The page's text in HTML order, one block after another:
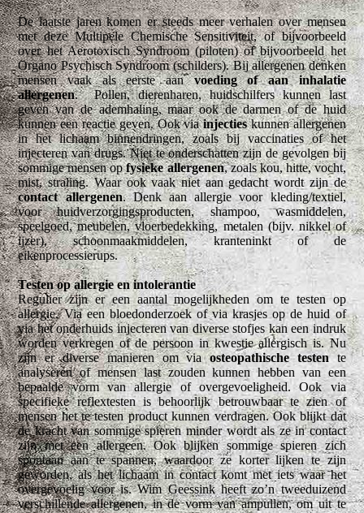
De laatste jaren komen er steeds meer verhalen over mensen
met deze Multipele Chemische Sensitiviteit, of bijvoorbeeld
over het Aerotoxisch Syndroom (piloten) of bijvoorbeeld het
Organo Psychisch Syndroom (schilders). Bij allergenen denken
mensen vaak als eerste aanvoeding of aan inhalatie
allergenen. Pollen, dierenharen, huidschilfers kunnen last
geven van de ademhaling, maar ook de darmen of de huid
kunnen een reactie geven. Ook viainjectieskunnen allergenen
in het lichaam binnendringen, zoals bij vaccinaties of het
injecteren van drugs. Niet te onderschatten zijn de gevolgen bij
sommige mensen opfysieke allergenen, zoals kou, hitte, vocht,
mist, straling. Waar ook vaak niet aan gedacht wordt zijn de
contact allergenen. Denk aan allergie voor kleding/textiel,
voor huidverzorgingsproducten, shampoo, wasmiddelen,
speelgoed, meubelen, vloerbedekking, metalen (bijv. nikkel of
ijzer), schoonmaakmiddelen, kranteninkt of de
eikenprocessierups.
Testen op allergie en intolerantie
Regulier zijn er een aantal mogelijkheden om te testen op
allergie. Via een bloedonderzoek of via krasjes op de huid of
via het onderhuids injecteren van diverse stofjes kan een indruk
worden verkregen of de persoon in kwestie allergisch is. Nu
zijn er diverse manieren om viaosteopathische testente
analyseren of mensen last zouden kunnen hebben van een
bepaalde vorm van allergie of overgevoeligheid. Ook via
specifieke reflextesten is behoorlijk betrouwbaar te zien of
mensen het te testen product kunnen verdragen. Ook blijkt dat
de kracht van sommige spieren minder wordt als ze in contact
zijn met een allergeen. Ook blijken sommige spieren zich
spontaan aan te spannen, waardoor ze korter lijken te zijn
geworden, als het lichaam in contact komt met iets waar het
overgevoelig voor is. Wim Geessink heeft zo’n tweeduizend
verschillende allergenen, in de vorm van ampullen, om uit te